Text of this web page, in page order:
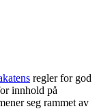
regler for god
innhold på
seg rammet av